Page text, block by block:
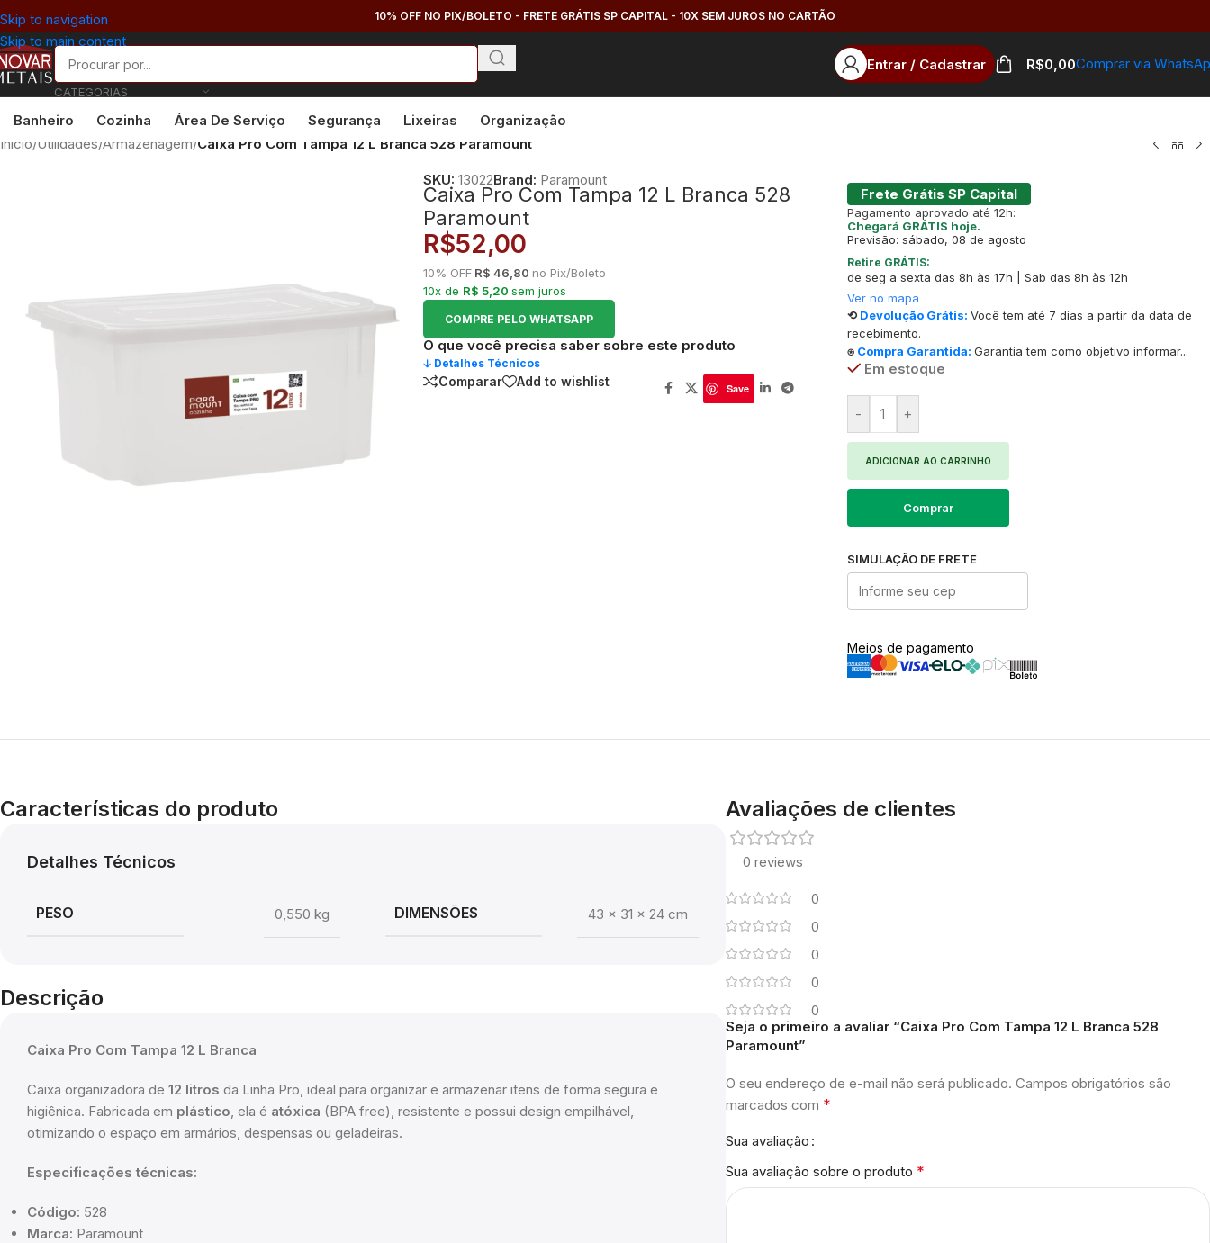
Skip to navigation
Skip to main content
10% OFF NO PIX/BOLETO - FRETE GRÁTIS SP CAPITAL - 10X SEM JUROS NO CARTÃO
CATEGORIAS
Entrar / Cadastrar R$0,00Comprar via
Banheiro Cozinha Área De Serviço Segurança Lixeiras
Organização
Início/Utilidades/Armazenagem/Caixa Pro Com Tampa 12 L Branca 528 Paramount
SKU:13022Brand: Paramount
Caixa Pro Com Tampa 12 L Branca 528
Paramount
R$52,00
10% OFF R$ 46,80 no Pix/Boleto
10x de R$ 5,20sem juros
COMPRE PELO WHATSAPP
O que você precisa saber sobre este produto
🡣 Detalhes Técnicos
Comparar Add to wishlist Save
Frete Grátis SP Capital
Pagamento aprovado até 12h:
Chegará GRÁTIS hoje.
Previsão: sábado, 08 de agosto
Retire GRÁTIS:
de seg a sexta das 8h às 17h | Sab das 8h às 12h
Ver no mapa
⟲ Devolução Grátis: Você tem até 7 dias a partir da data de
recebimento.
⍟ Compra Garantida: Garantia tem como objetivo informar...
Em estoque
- +
ADICIONAR AO CARRINHO
Comprar
SIMULAÇÃO DE FRETE
Meios de pagamento
Características do produto
Detalhes Técnicos
PESO 0,550 kg DIMENSÕES 43 × 31 × 24 cm
Descrição
Caixa Pro Com Tampa 12 L Branca
Caixa organizadora de 12 litros da Linha Pro, ideal para organizar e armazenar itens de forma segura e
higiênica. Fabricada em plástico , ela é atóxica (BPA free), resistente e possui design empilhável,
otimizando o espaço em armários, despensas ou geladeiras.
Especificações técnicas:
Código: 528
Marca: Paramount
Avaliações de clientes
0 reviews
0
0
0
0
0
Seja o primeiro a avaliar “Caixa Pro Com Tampa 12 L Branca 528
Paramount”
O seu endereço de e-mail não será publicado. Campos obrigatórios são
marcados com *
Sua avaliação
Sua avaliação sobre o produto *